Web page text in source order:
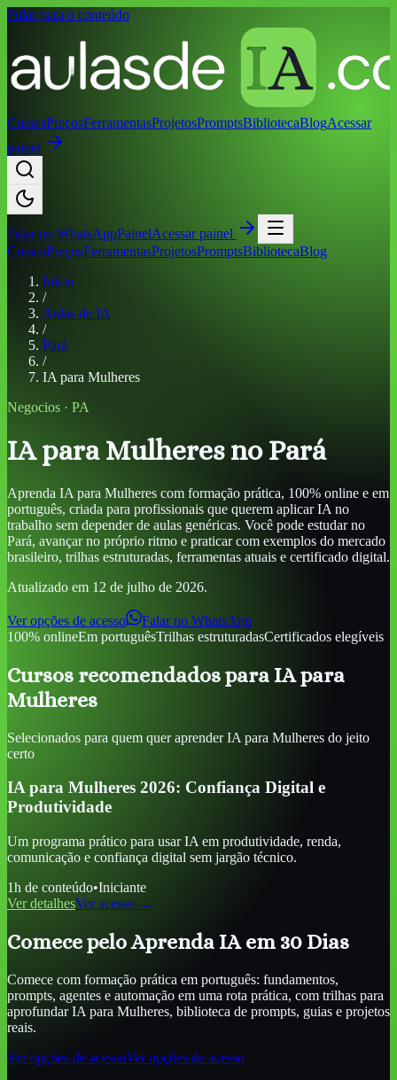
Pular para o conteúdo
CursosPreçosFerramentasProjetosPromptsBibliotecaBlogAcessar
painel
Falar no WhatsAppPainelAcessar painel
CursosPreçosFerramentasProjetosPromptsBibliotecaBlog
Início
/
Aulas de IA
/
Pará
/
IA para Mulheres
Negocios · PA
IA para Mulheres no Pará
Aprenda IA para Mulheres com formação prática, 100% online e em
português, criada para profissionais que querem aplicar IA no
trabalho sem depender de aulas genéricas. Você pode estudarno
Pará, avançar no próprio ritmo e praticar com exemplos do mercado
brasileiro, trilhas estruturadas, ferramentas atuais e certificado digital.
Atualizado em 12 de julho de 2026.
Ver opções de acesso
Falar no WhatsApp
100% onlineEm portuguêsTrilhas estruturadasCertificados elegíveis
Cursos recomendados para IA para
Mulheres
Selecionados para quem quer aprenderIA para Mulheres do jeito
certo
IA para Mulheres 2026: Confiança Digital e
Produtividade
Um programa prático para usar IA em produtividade, renda,
comunicação e confiança digital sem jargão técnico.
1h de conteúdo•Iniciante
Ver detalhesVer acesso →
Comece pelo Aprenda IA em 30 Dias
Comece com formação prática em português: fundamentos,
prompts, agentes e automação em uma rota prática, com trilhas para
aprofundarIA para Mulheres, biblioteca de prompts, guias e projetos
reais.
Ver opções de acessoVer opções de acesso